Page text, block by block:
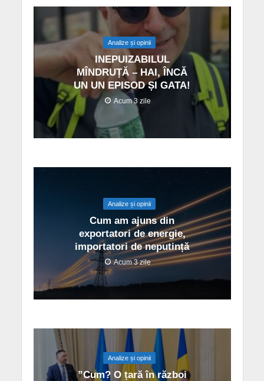
Analize și opinii
INEPUIZABILUL
MÎNDRUȚĂ – HAI, ÎNCĂ
UN UN EPISOD ȘI GATA!
Acum 3 zile
Analize și opinii
Cum am ajuns din
exportatori de energie,
importatori de neputință
Acum 3 zile
Analize și opinii
”Cum? O țară în război